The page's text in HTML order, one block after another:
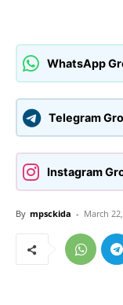
WhatsApp
Telegram
Instagram
By mpsckida - March